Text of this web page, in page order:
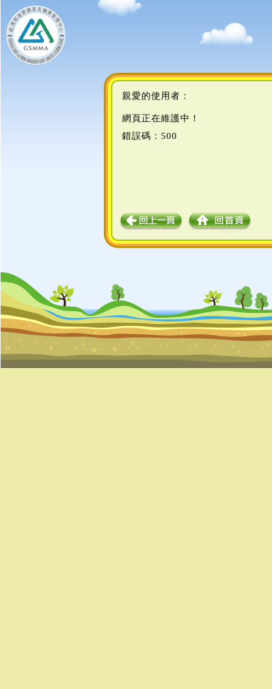
親愛的使用者：
網頁正在維護中！
錯誤碼：500